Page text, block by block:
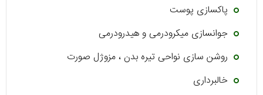
پاکسازی پوست
جوانسازی میکرودرمی و هیدرودرمی
روشن سازی نواحی تیره بدن ، مزوژل صورت
خالبرداری